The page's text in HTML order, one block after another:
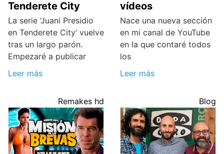
Tenderete City
La serie ‘Juani Presidio
en Tenderete City‘ vuelve
tras un largo parón.
Empezaré a publicar
Leer más
vídeos
Nace una nueva sección
en mi canal de YouTube
en la que contaré todos
los
Leer más
Remakes hd Blog